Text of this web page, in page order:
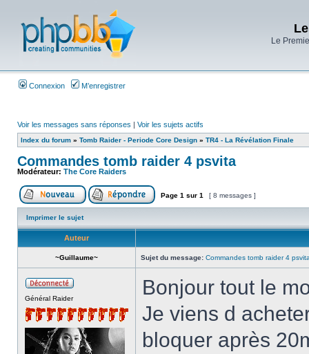
Le
Connexion M’enregistrer
Voir les messages sans réponses | Voir les sujets actifs
Index du forum » Tomb Raider - Periode Core Design » TR4 - La Révélation Finale
Commandes tomb raider 4 psvita
Modérateur: The Core Raiders
Page 1 sur 1 [ 8 messages ]
Imprimer le sujet
Auteur
~Guillaume~ Sujet du message: Commandes tomb raider 4
Général Raider
Bonjour tout le
Je viens d
bloquer après